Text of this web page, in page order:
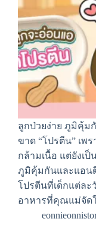
ลูกป่วยง่าย ภูมิคุ้ม
ขาด “โปรตีน” เพ
กล้ามเนื้อ แต่ยังเ
ภูมิคุ้มกันและแอน
โปรตีนที่เด็กแต่ละ
อาหารที่คุณแม่จัด